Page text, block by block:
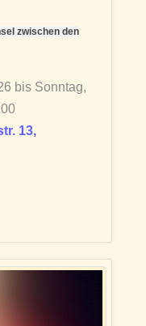
zwischen den
bis Sonntag,
13,